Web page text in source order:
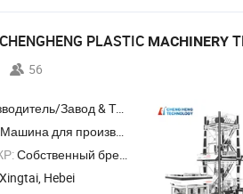
PLASTIC MACHINERY
56
Завод & Торговая Компания
Машина для производства пленки , многослойная линия для выдувного производства пленки , ABA машина для выдувного производства пленки , 3 слой машина для выдувного производства пленки , 5-9 слой линия экструзии выдувной пленки
Собственный бренд,ODM,OEM
Xingtai, Hebei